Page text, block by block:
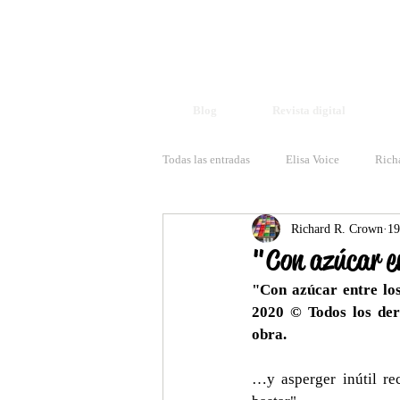
Todas las entradas Elisa Voice
"Con azúcar
Richard R. Crown
"Con azúcar entre
2020 © Todos los
obra.
…y asperger inútil